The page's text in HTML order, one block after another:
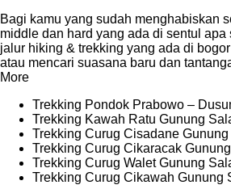
Bagi kamu yang sudah menghabiskan
middle dan hard yang ada di sentul apa
jalur hiking & trekking yang ada di
atau mencari suasana baru dan
More
Trekking Pondok Prabowo –
Trekking Kawah Ratu Gunung
Trekking Curug Cisadane
Trekking Curug Cikaracak
Trekking Curug Walet Gunung
Trekking Curug Cikawah Gunung